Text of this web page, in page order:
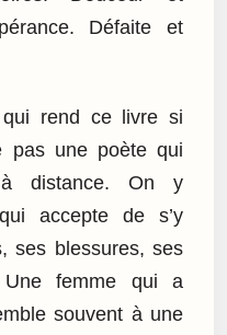
Défaite et
rend ce livre si
pas une poète qui
distance. On y
accepte de s’y
ses blessures, ses
femme qui a
souvent à une